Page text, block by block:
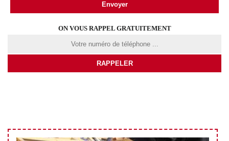
ON VOUS RAPPEL GRATUITEMENT